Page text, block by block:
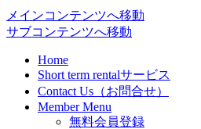
メインコンテンツへ移動
サブコンテンツへ移動
Home
Short term rentalサービス
Contact Us（お問合せ）
Member Menu
無料会員登録